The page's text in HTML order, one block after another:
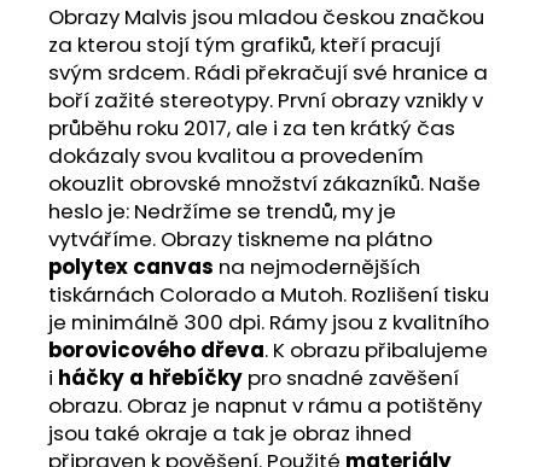
Obrazy Malvis jsou mladou českou značkou
za kterou stojí tým grafiků, kteří pracují
svým srdcem. Rádi překračují své hranice a
boří zažité stereotypy. První obrazy vznikly v
průběhu roku 2017, ale i za ten krátký čas
dokázaly svou kvalitou a provedením
okouzlit obrovské množství zákazníků. Naše
heslo je: Nedržíme se trendů, my je
vytváříme. Obrazy tiskneme na plátno
polytex canvas na nejmodernějších
tiskárnách Colorado a Mutoh. Rozlišení tisku
je minimálně 300 dpi. Rámy jsou z kvalitního
borovicového dřeva. K obrazu přibalujeme
i háčky a hřebíčky pro snadné zavěšení
obrazu. Obraz je napnut v rámu a potištěny
jsou také okraje a tak je obraz ihned
připraven k pověšení. Použité materiály